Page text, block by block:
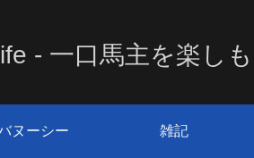
- 一口馬主を楽しも
ヌーシー 雑記